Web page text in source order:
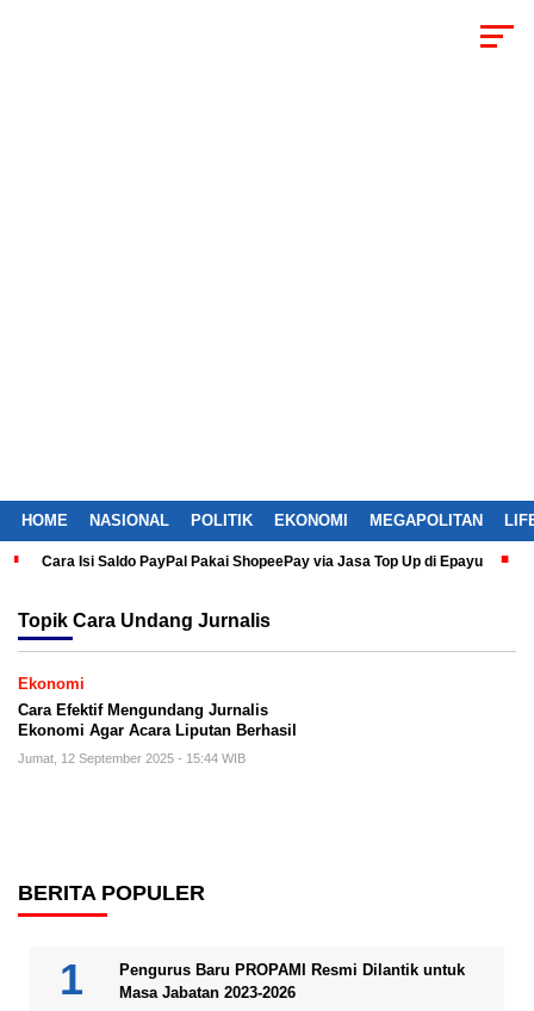
HOME NASIONAL POLITIK EKONOMI MEGAPOLITAN
Cara Isi Saldo PayPal Pakai ShopeePay via Jasa Top Up di Epayu
Topik Cara Undang Jurnalis
Ekonomi
Cara Efektif Mengundang Jurnalis
Ekonomi Agar Acara Liputan Berhasil
Jumat, 12 September 2025 - 15:44 WIB
BERITA POPULER
Pengurus Baru PROPAMI Resmi Dilantik untuk
Masa Jabatan 2023-2026